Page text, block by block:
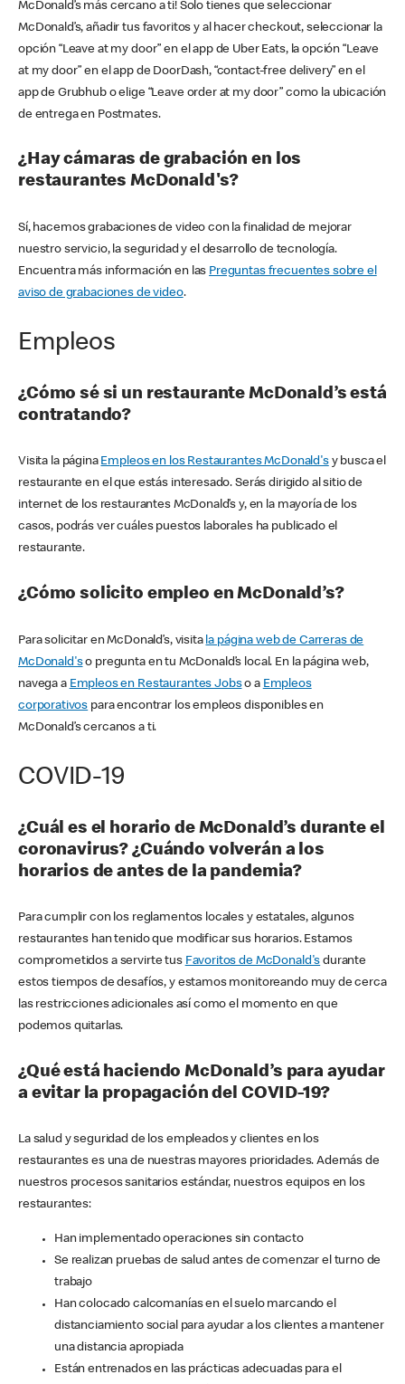
McDonald’s más cercano a ti! Solo tienes que seleccionar
McDonald’s, añadir tus favoritos y al hacer checkout, seleccionar la
opción “Leave at my door” en el app de Uber Eats, la opción “Leave
at my door” en el app de DoorDash, “contact-free delivery” en el
app de Grubhub o elige “Leave order at my door” como la ubicación
de entrega en Postmates.
¿Hay cámaras de grabación en los
restaurantes McDonald's?
Sí, hacemos grabaciones de video con la finalidad de mejorar
nuestro servicio, la seguridad y el desarrollo de tecnología.
Encuentra más información en las Preguntas frecuentes sobre el
aviso de grabaciones de video.
Empleos
¿Cómo sé si un restaurante McDonald’s está
contratando?
Visita la página Empleos en los Restaurantes McDonald'sy busca el
restaurante en el que estás interesado. Serás dirigido al sitio de
internet de los restaurantes McDonald’s y, en la mayoría de los
casos, podrás ver cuáles puestos laborales ha publicado el
restaurante.
¿Cómo solicito empleo en McDonald’s?
Para solicitar en McDonald’s, visita la página web de Carreras de
McDonald'so pregunta en tu McDonald’s local. En la página web,
navega a Empleos en Restaurantes Jobso a Empleos
corporativos para encontrar los empleos disponibles en
McDonald’s cercanos a ti.
COVID-19
¿Cuál es el horario de McDonald’s durante el
coronavirus? ¿Cuándo volverán a los
horarios de antes de la pandemia?
Para cumplir con los reglamentos locales y estatales, algunos
restaurantes han tenido que modificar sus horarios. Estamos
comprometidos a servirte tus Favoritos de McDonald's durante
estos tiempos de desafíos, y estamos monitoreando muy de cerca
las restricciones adicionales así como el momento en que
podemos quitarlas.
¿Qué está haciendo McDonald’s para ayudar
a evitar la propagación del COVID-19?
La salud y seguridad de los empleados y clientes en los
restaurantes es una de nuestras mayores prioridades. Además de
nuestros procesos sanitarios estándar, nuestros equipos en los
restaurantes:
Han implementado operaciones sin contacto
Se realizan pruebas de salud antes de comenzar el turno de
trabajo
Han colocado calcomanías en el suelo marcando el
distanciamiento social para ayudar a los clientes a mantener
una distancia apropiada
Están entrenados en las prácticas adecuadas para el